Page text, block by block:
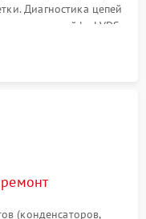
Диагностика цепей
на шлейфе LVDS
(конденсаторов,